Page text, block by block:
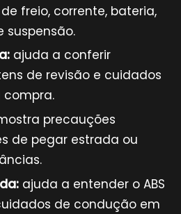
freio, corrente, bateria,
suspensão.
ajuda a conferir
de revisão e cuidados
compra.
precauções
de pegar estrada ou
ajuda a entender o ABS
de condução em